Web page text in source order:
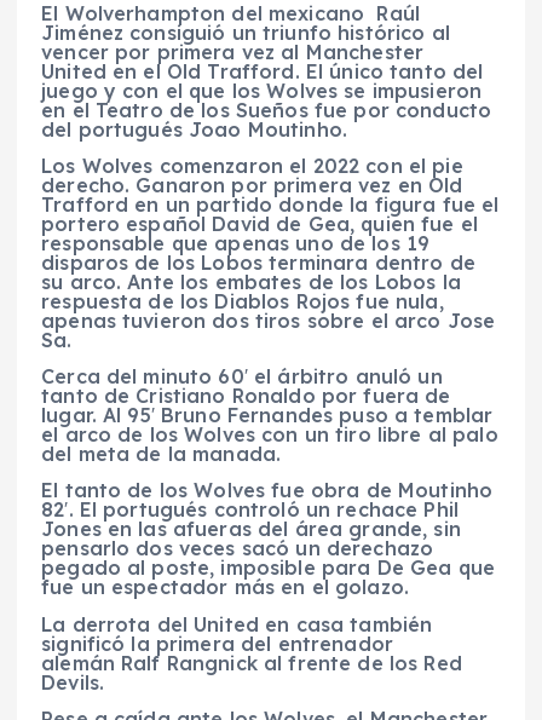
El Wolverhampton del mexicano Raúl
Jiménez consiguió un triunfo histórico al
vencer por primera vez al Manchester
United en el Old Trafford. El único tanto del
juego y con el que los Wolves se impusieron
en el Teatro de los Sueños fue por conducto
del portugués Joao Moutinho.
Los Wolves comenzaron el 2022 con el pie
derecho. Ganaron por primera vez en Old
Trafford en un partido donde la figura fue el
portero español David de Gea, quien fue el
responsable que apenas uno de los 19
disparos de los Lobos terminara dentro de
su arco. Ante los embates de los Lobos la
respuesta de los Diablos Rojos fue nula,
apenas tuvieron dos tiros sobre el arco Jose
Sa.
Cerca del minuto 60′ el árbitro anuló un
tanto de Cristiano Ronaldo por fuera de
lugar. Al 95′ Bruno Fernandes puso a temblar
el arco de los Wolves con un tiro libre al palo
del meta de la manada.
El tanto de los Wolves fue obra de Moutinho
82′. El portugués controló un rechace Phil
Jones en las afueras del área grande, sin
pensarlo dos veces sacó un derechazo
pegado al poste, imposible para De Gea que
fue un espectador más en el golazo.
La derrota del United en casa también
significó la primera del entrenador
alemán Ralf Rangnick al frente de los Red
Devils.